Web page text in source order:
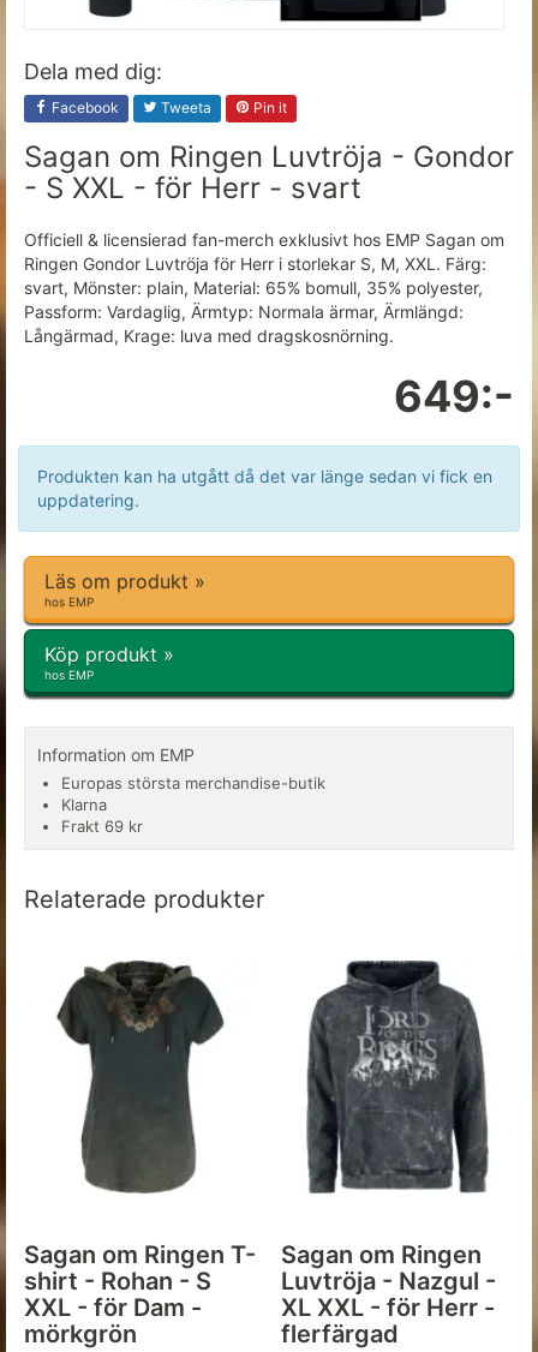
Dela med dig:
Facebook Tweeta Pin it
Sagan om Ringen Luvtröja - Gondor
- S XXL - för Herr - svart
Officiell & licensierad fan-merch exklusivt hos EMP Sagan om
Ringen Gondor Luvtröja för Herr i storlekar S, M, XXL. Färg:
svart, Mönster: plain, Material: 65% bomull, 35% polyester,
Passform: Vardaglig, Ärmtyp: Normala ärmar, Ärmlängd:
Långärmad, Krage: luva med dragskosnörning.
649:-
Produkten kan ha utgått då det var länge sedan vi fick en
uppdatering.
Läs om produkt »
hos EMP
Köp produkt »
hos EMP
Information om EMP
Europas största merchandise-butik
Klarna
Frakt 69 kr
Relaterade produkter
Sagan om Ringen T-
shirt - Rohan - S
XXL - för Dam -
mörkgrön
Sagan om Ringen
Luvtröja - Nazgul -
XL XXL - för Herr -
flerfärgad